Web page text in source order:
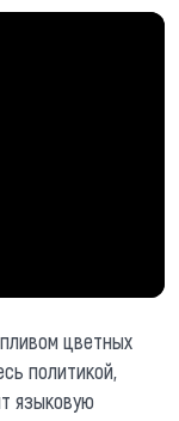
цветных
политикой,
языковую